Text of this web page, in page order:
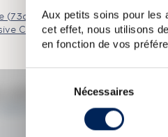
Aux petits soins pour les
cet effet, nous utilisons
en fonction de vos
consentement
Nécessaires
(73cl.) Hennessy Of. Paradis Extra
Collection Arik Levy Hennessy
DÉTAIL DU